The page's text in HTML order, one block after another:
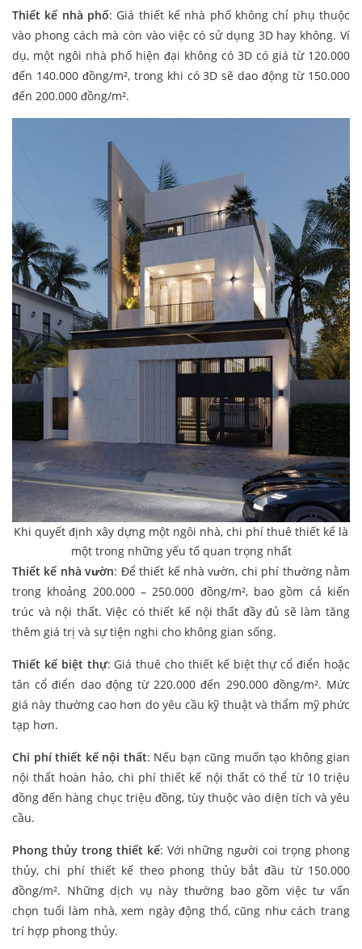
Thiết kế nhà phố: Giá thiết kế nhà phố không chỉ phụ thuộc
vào phong cách mà còn vào việc có sử dụng 3D hay không. Ví
dụ, một ngôi nhà phố hiện đại không có 3D có giá từ 120.000
đến 140.000 đồng/m², trong khi có 3D sẽ dao động từ 150.000
đến 200.000 đồng/m².
Khi quyết định xây dựng một ngôi nhà, chi phí thuê thiết kế là
một trong những yếu tố quan trọng nhất
Thiết kế nhà vườn: Để thiết kế nhà vườn, chi phí thường nằm
trong khoảng 200.000 – 250.000 đồng/m², bao gồm cả kiến
trúc và nội thất. Việc có thiết kế nội thất đầy đủ sẽ làm tăng
thêm giá trị và sự tiện nghi cho không gian sống.
Thiết kế biệt thự: Giá thuê cho thiết kế biệt thự cổ điển hoặc
tân cổ điển dao động từ 220.000 đến 290.000 đồng/m². Mức
giá này thường cao hơn do yêu cầu kỹ thuật và thẩm mỹ phức
tạp hơn.
Chi phí thiết kế nội thất: Nếu bạn cũng muốn tạo không gian
nội thất hoàn hảo, chi phí thiết kế nội thất có thể từ 10 triệu
đồng đến hàng chục triệu đồng, tùy thuộc vào diện tích và yêu
cầu.
Phong thủy trong thiết kế: Với những người coi trọng phong
thủy, chi phí thiết kế theo phong thủy bắt đầu từ 150.000
đồng/m². Những dịch vụ này thường bao gồm việc tư vấn
chọn tuổi làm nhà, xem ngày động thổ, cũng như cách trang
trí hợp phong thủy.